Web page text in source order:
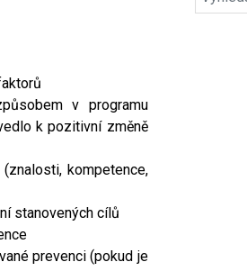
v programu
k pozitivní změně
kompetence,
stanovených cílů
prevenci (pokud je